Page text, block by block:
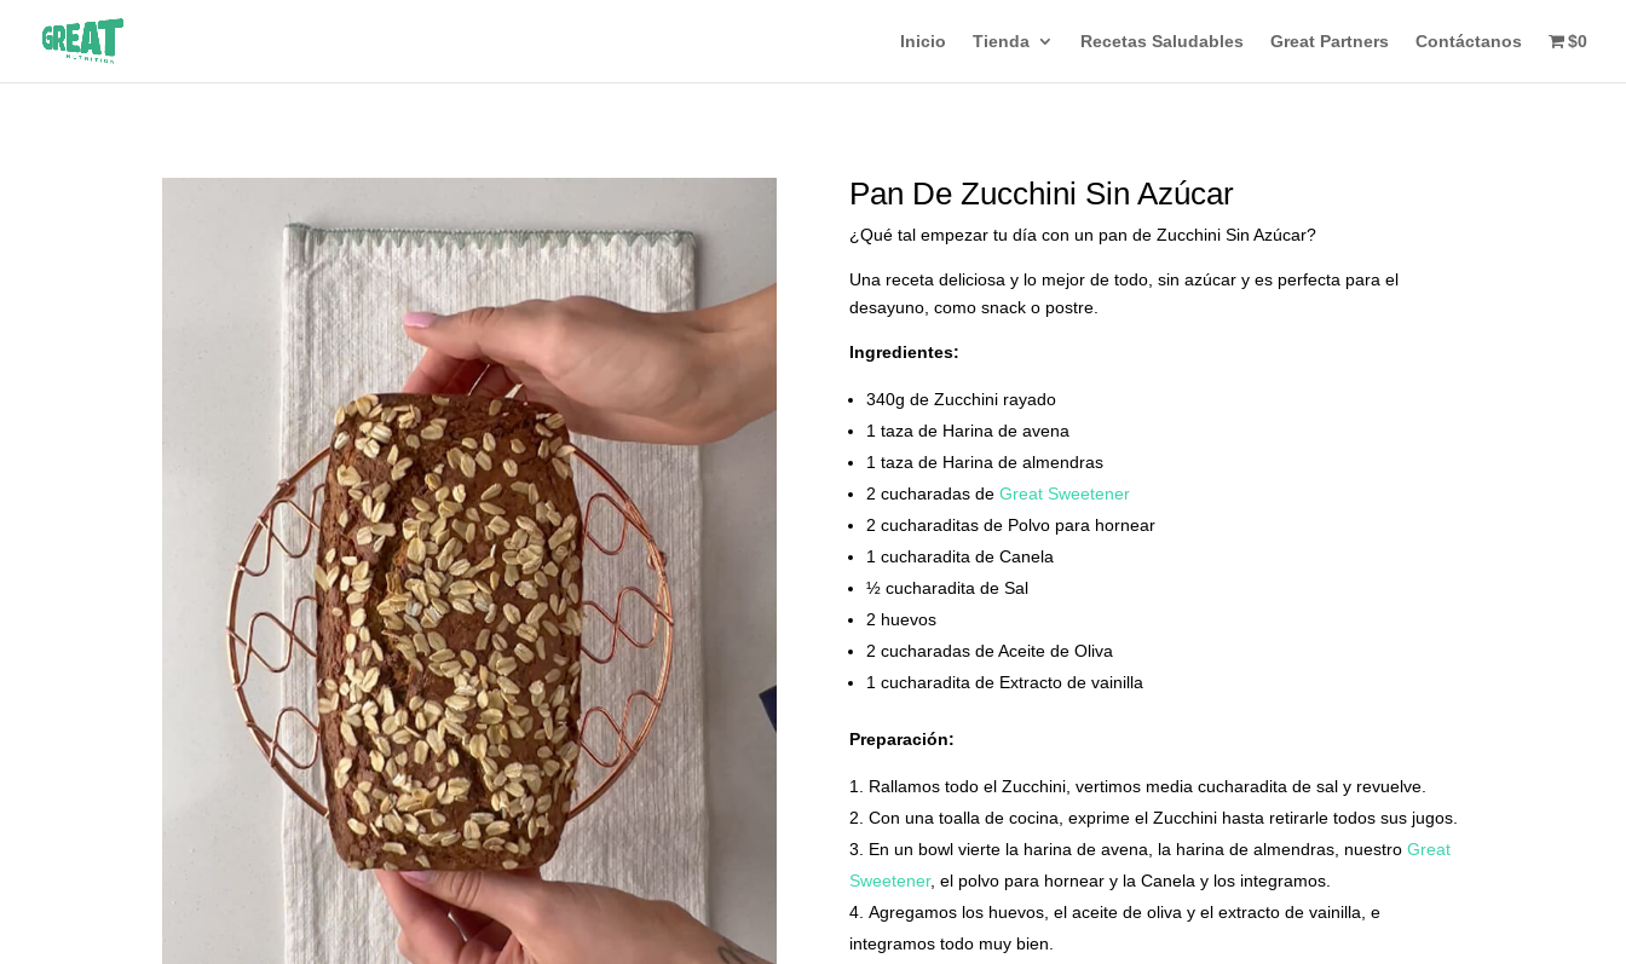
Inicio Tienda Recetas Saludables Great Partners Contáctanos $0
Pan De Zucchini Sin Azúcar
¿Qué tal empezar tu día con un pan de Zucchini Sin Azúcar?
Una receta deliciosa y lo mejor de todo, sin azúcar y es perfecta para el
desayuno, como snack o postre.
Ingredientes:
340g de Zucchini rayado
1 taza de Harina de avena
1 taza de Harina de almendras
2 cucharadas de Great Sweetener
2 cucharaditas de Polvo para hornear
1 cucharadita de Canela
½ cucharadita de Sal
2 huevos
2 cucharadas de Aceite de Oliva
1 cucharadita de Extracto de vainilla
Preparación:
Rallamos todo el Zucchini, vertimos media cucharadita de sal y revuelve.
Con una toalla de cocina, exprime el Zucchini hasta retirarle todos sus jugos.
En un bowl vierte la harina de avena, la harina de almendras, nuestro Great
Sweetener, el polvo para hornear y la Canela y los integramos.
Agregamos los huevos, el aceite de oliva y el extracto de vainilla, e
integramos todo muy bien.